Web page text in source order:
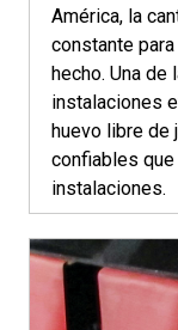
América, la
constante
hecho. Una
instalaciones
huevo libre de
confiables
instalaciones.